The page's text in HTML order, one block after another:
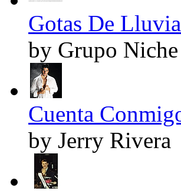
Gotas De
by Grupo Niche
Cuenta
by Jerry Rivera